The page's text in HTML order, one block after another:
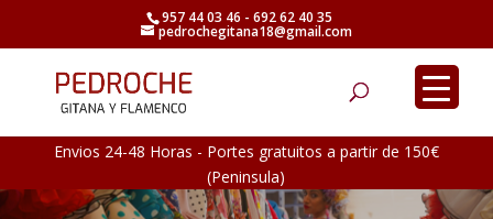
957 44 03 46 - 692 62 40 35
pedrochegitana18@gmail.com
Envios 24-48 Horas - Portes gratuitos a partir de 150€
(Peninsula)